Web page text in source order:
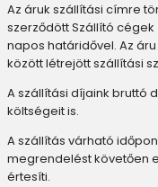
Az áruk szállítási címre
szerződött Szállító
napos határidővel. Az
között létrejött szállítási
A szállítási díjaink bruttó
költségeit is.
A szállítás várható
megrendelést követően
értesíti.